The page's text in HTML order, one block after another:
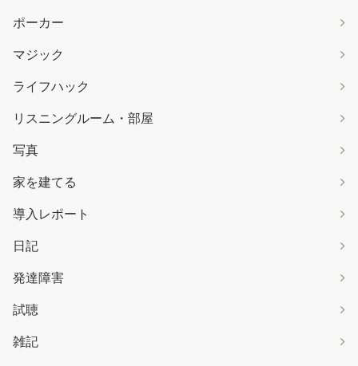
ポーカー
マジック
ライフハック
リスニングルーム・部屋
写真
家を建てる
導入レポート
日記
発達障害
試聴
雑記